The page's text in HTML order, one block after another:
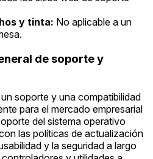
y tinta: No aplicable a un
de soporte y
soporte y una compatibilidad
para el mercado empresarial
del sistema operativo
las políticas de actualización
y la seguridad a largo